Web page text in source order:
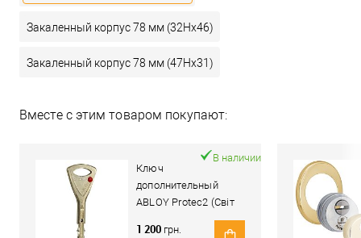
Закаленный корпус 78 мм (32Hx46)
Закаленный корпус 78 мм (47Hx31)
Вместе с этим товаром покупают:
Ключ
дополнительный
ABLOY Protec2 (Світ
В наличии
1 200 грн.